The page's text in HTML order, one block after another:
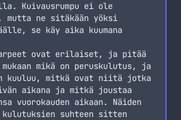
Kuivausrumpu ei ole
mutta ne sitäkään yöksi
se käy aika kuumana
ovat erilaiset, ja pitää
mikä on peruskulutus, ja
kuuluu, mitkä ovat niitä jotka
aikana ja mitkä joustaa
vuorokauden aikaan. Näiden
suhteen sitten